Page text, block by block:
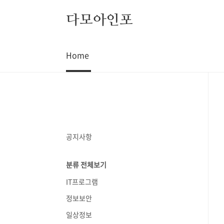
다모아인포
Home
공지사항
분류 전체보기
IT프로그램
정보보안
일상정보